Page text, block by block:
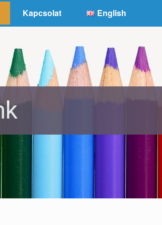
Kapcsolat English